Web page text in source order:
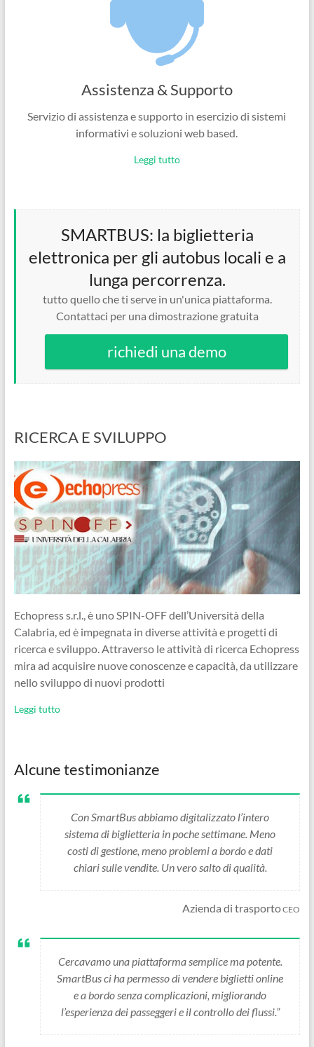
Assistenza & Supporto
Servizio di assistenza e supporto in esercizio di sistemi
informativi e soluzioni web based.
Leggi tutto
SMARTBUS: la biglietteria
elettronica per gli autobus locali e a
lunga percorrenza.
tutto quello che ti serve in un'unica piattaforma.
Contattaci per una dimostrazione gratuita
richiedi una demo
RICERCA E SVILUPPO
Echopress s.r.l., è uno SPIN-OFF dell’Università della
Calabria, ed è impegnata in diverse attività e progetti di
ricerca e sviluppo. Attraverso le attività di ricerca Echopress
mira ad acquisire nuove conoscenze e capacità, da utilizzare
nello sviluppo di nuovi prodotti
Leggi tutto
Alcune testimonianze
Con SmartBus abbiamo digitalizzato l’intero
sistema di biglietteria in poche settimane. Meno
costi di gestione, meno problemi a bordo e dati
chiari sulle vendite. Un vero salto di qualità.
Azienda di trasportoCEO
Cercavamo una piattaforma semplice ma potente.
SmartBus ci ha permesso di vendere biglietti online
e a bordo senza complicazioni, migliorando
l’esperienza dei passeggeri e il controllo dei flussi.”